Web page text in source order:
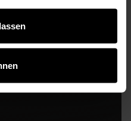
können...